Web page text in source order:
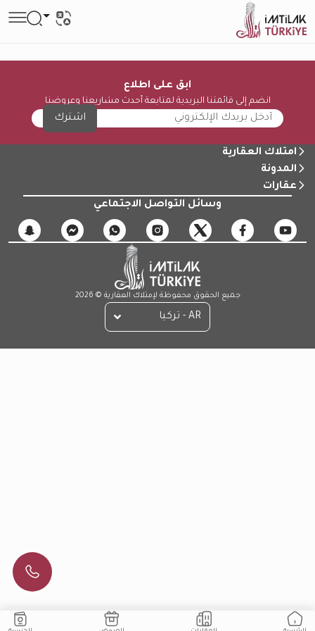
ابق على اطلاع
انضم إلى قائمتنا البريدية لمتابعة أحدث مشاريعنا وعروضنا
اشترك
امتلاك العقارية
المدونة
عقارات
وسائل التواصل الاجتماعي
جميع الحقوق محفوظة لإمتلاك العقارية © 2026
AR - تركيا